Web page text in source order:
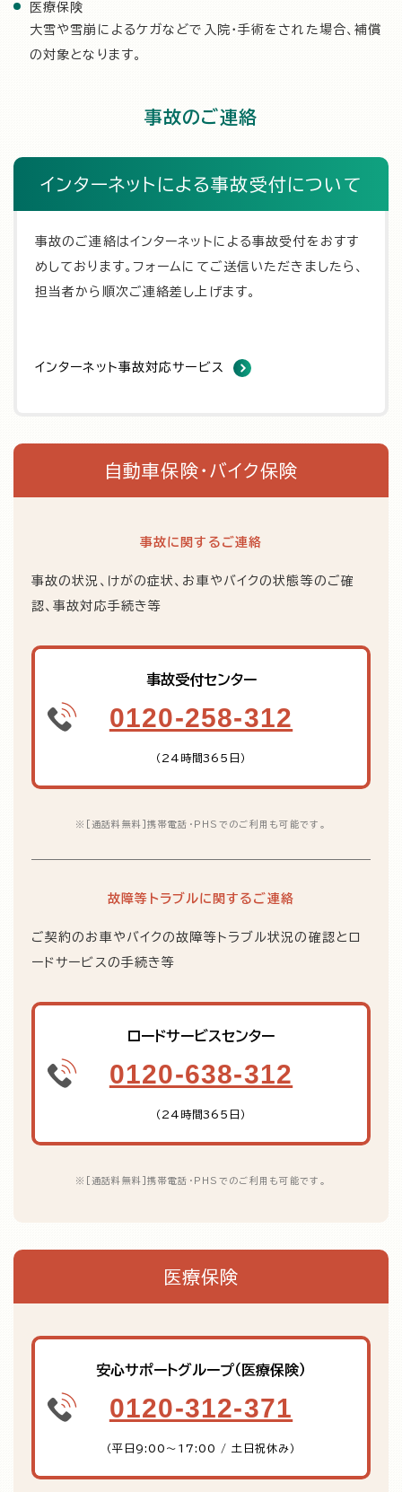
医療保険
大雪や雪崩によるケガなどで入院・手術をされた場合、補償
の対象となります。
事故のご連絡
インターネットによる事故受付について
事故のご連絡はインターネットによる事故受付をおすす
めしております。フォームにてご送信いただきましたら、
担当者から順次ご連絡差し上げます。
インターネット事故対応サービス
自動車保険・バイク保険
事故に関するご連絡
事故の状況、けがの症状、お車やバイクの状態等のご確
認、事故対応手続き等
事故受付センター
0120-258-312
（24時間365日）
※ [通話料無料]携帯電話・PHSでのご利用も可能です。
故障等トラブルに関するご連絡
ご契約のお車やバイクの故障等トラブル状況の確認とロ
ードサービスの手続き等
ロードサービスセンター
0120-638-312
（24時間365日）
※ [通話料無料]携帯電話・PHSでのご利用も可能です。
医療保険
安心サポートグループ（医療保険）
0120-312-371
（平日9:00～17:00 / 土日祝休み）